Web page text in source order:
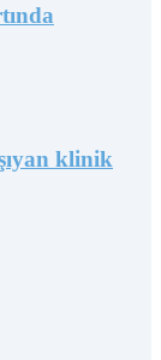
klinik